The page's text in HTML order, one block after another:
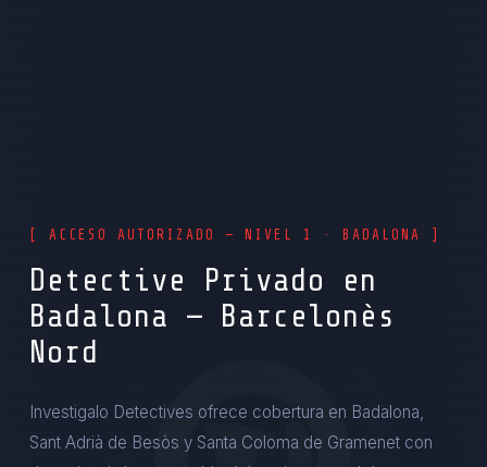
[ ACCESO AUTORIZADO — NIVEL 1 · BADALONA ]
Detective Privado en
Badalona — Barcelonès
Nord
Investigalo Detectives ofrece cobertura en Badalona,
Sant Adrià de Besòs y Santa Coloma de Gramenet con